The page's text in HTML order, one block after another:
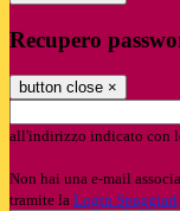
Recupero
button close ×
all'indirizzo indicato con
Non hai una e-mail
tramite la Login Spaggiari